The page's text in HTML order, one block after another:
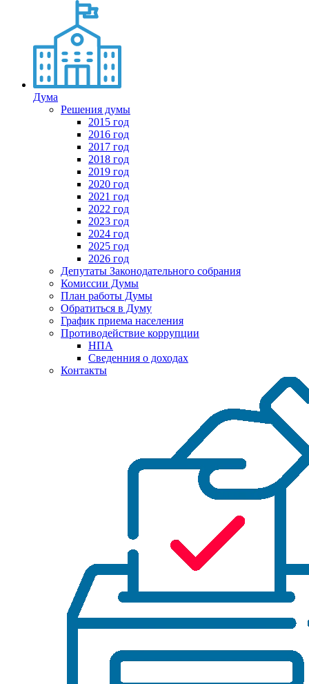
Дума
Решения думы
2015 год
2016 год
2017 год
2018 год
2019 год
2020 год
2021 год
2022 год
2023 год
2024 год
2025 год
2026 год
Депутаты Законодательного собрания
Комиссии Думы
План работы Думы
Обратиться в Думу
График приема населения
Противодействие коррупции
НПА
Сведенния о доходах
Контакты